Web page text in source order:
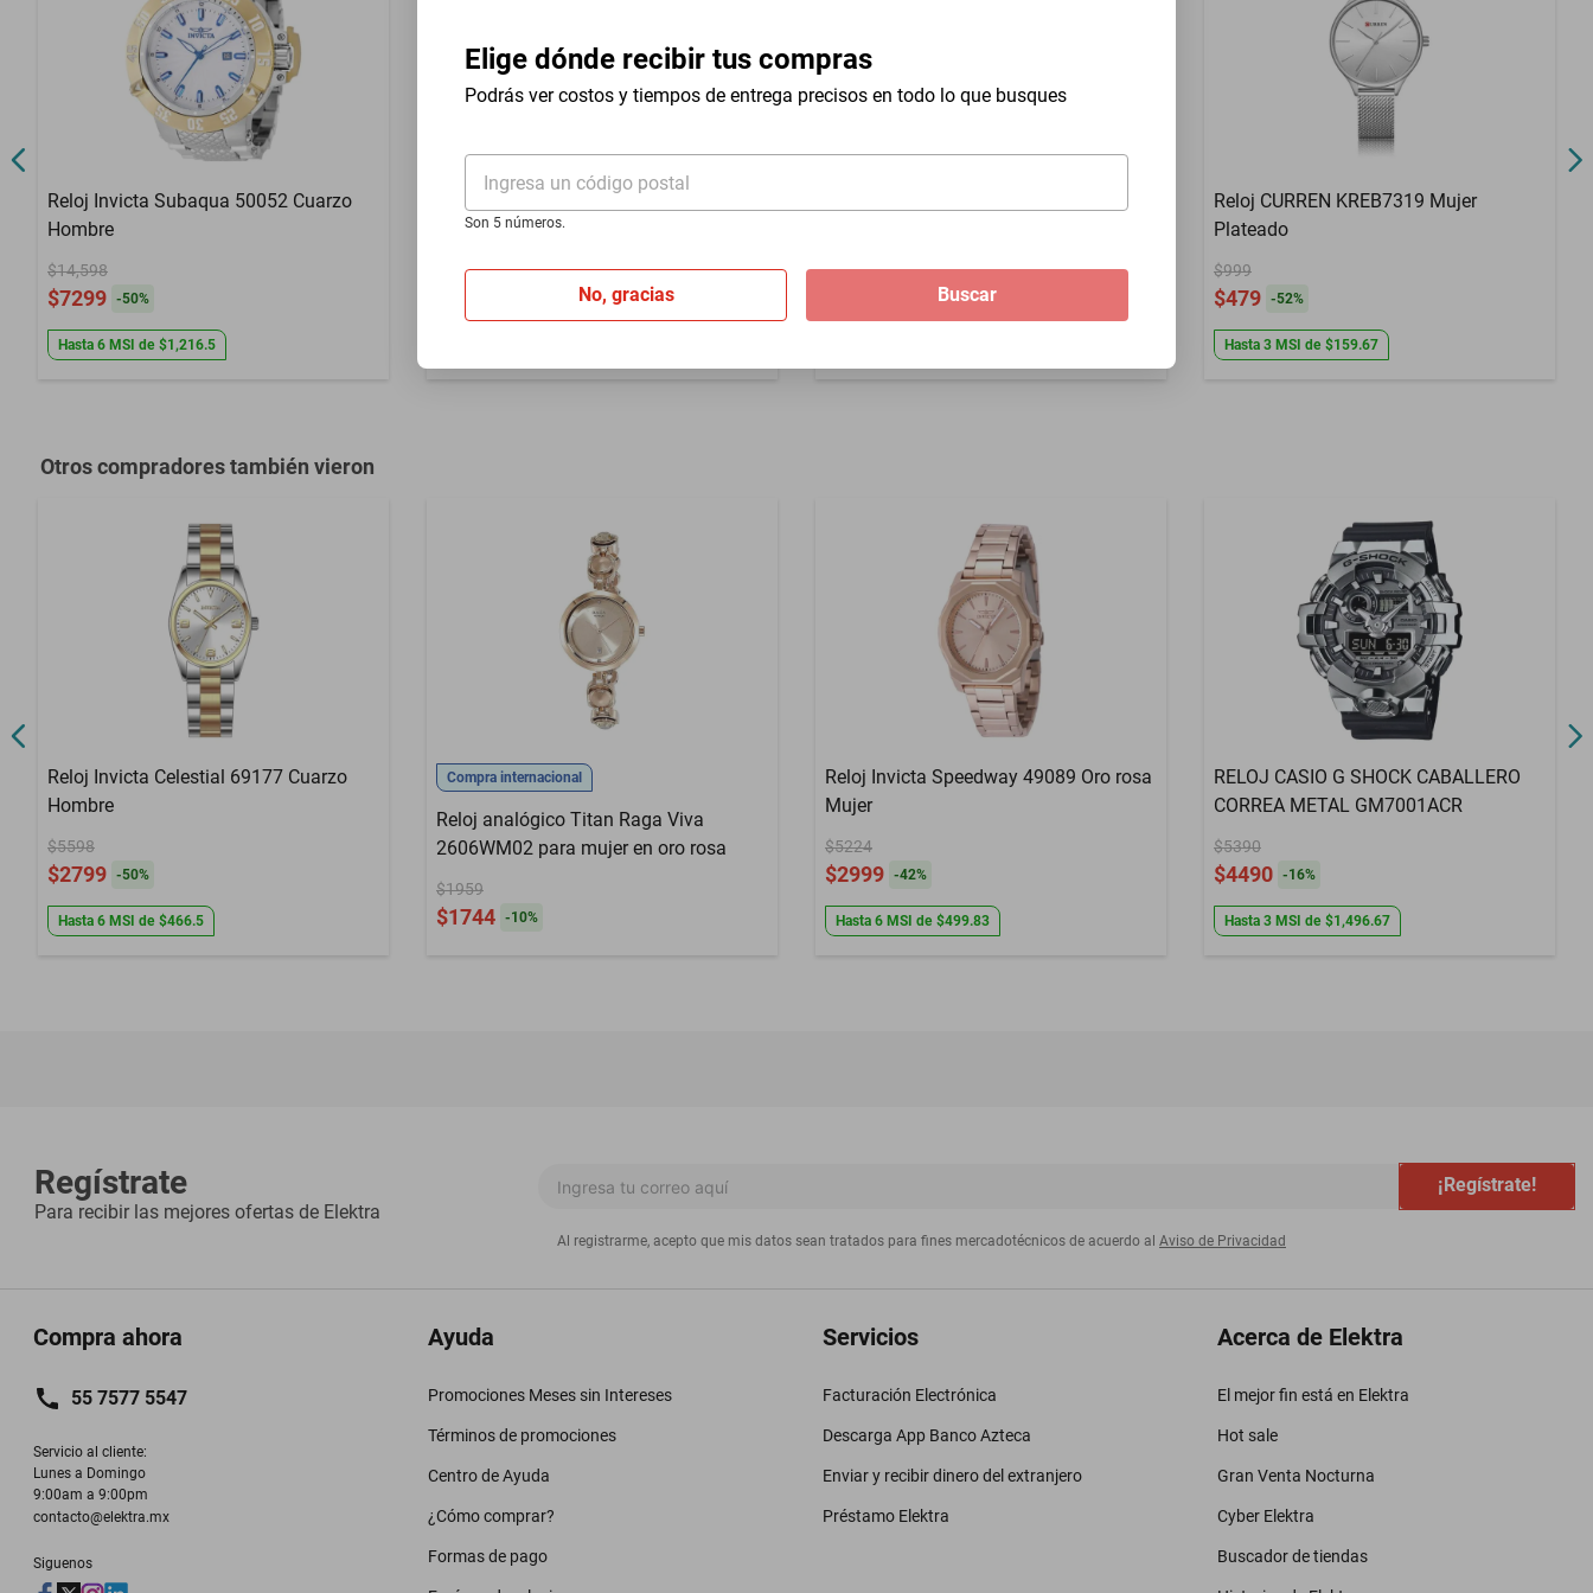
Elige dónde recibir tus compras
Podrás ver costos y tiempos de entrega precisos en todo lo que busques
Ingresa un código postal
Son 5 números.
No, gracias Buscar
Color Extensible Azul claro
Garantía con Proveedor
36 MESES
Reloj Invicta Subaqua 50052 Cuarzo
Hombre
$14,598
$7299 -50%
Hasta 6 MSI de $1,216.5
plateada y correa metálica para mujer
$1084
$1799 -63%
Reloj CURREN KREB7319 Mujer
Plateado
$999
$479 -52%
Hasta 3 MSI de $159.67
Otros compradores también vieron
Reloj Invicta Celestial 69177 Cuarzo
Hombre
$5598
$2799 -50%
Hasta 6 MSI de $466.5
Compra internacional
Reloj analógico Titan Raga Viva
2606WM02 para mujer en oro rosa
$1959
$1744 -10%
Reloj Invicta Speedway 49089 Oro rosa
Mujer
$5224
$2999 -42%
Hasta 6 MSI de $499.83
RELOJ CASIO G SHOCK CABALLERO
CORREA METAL GM7001ACR
$5390
$4490 -16%
Hasta 3 MSI de $1,496.67
Regístrate
Para recibir las mejores ofertas de Elektra
¡Regístrate!
Al registrarme, acepto que mis datos sean tratados para fines mercadotécnicos de acuerdo al Aviso de Privacidad
Compra ahora
55 7577 5547
Servicio al cliente:
Lunes a Domingo
9:00am a 9:00pm
contacto@elektra.mx
Siguenos
Ayuda
Promociones Meses sin Intereses
Términos de promociones
Centro de Ayuda
¿Cómo comprar?
Formas de pago
Servicios
Facturación Electrónica
Descarga App Banco Azteca
Enviar y recibir dinero del extranjero
Préstamo Elektra
Acerca de Elektra
El mejor fin está en Elektra
Hot sale
Gran Venta Nocturna
Cyber Elektra
Buscador de tiendas